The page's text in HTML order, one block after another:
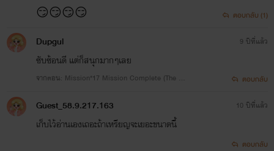
😏😏😏😏
ตอบกลับ (1)
Dupgul
ซับซ้อนดี แต่ก็สนุกมากๆเลย
จากตอน: Mission*17 Mission Complete (The En
9 ปีที่แล้ว
ตอบกลับ
Guest_58.9.217.163
เก็บไว้อ่านเองเถอะถ้าเหรียญจะเยอะขนาดนี้
10 ปีที่แล้ว
ตอบกลับ